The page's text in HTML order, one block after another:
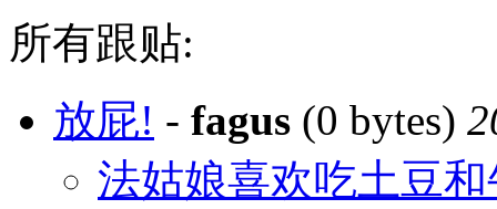
所有跟贴:
放屁! - fagus (0 bytes)
法姑娘喜欢吃土豆